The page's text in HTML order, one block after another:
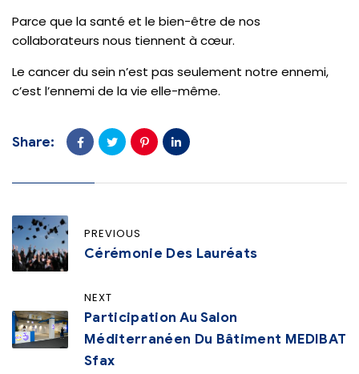
Parce que la santé et le bien-être de nos
collaborateurs nous tiennent à cœur.
Le cancer du sein n’est pas seulement notre ennemi,
c’est l’ennemi de la vie elle-même.
Share:
PREVIOUS
Cérémonie Des Lauréats
NEXT
Participation Au Salon
Méditerranéen Du Bâtiment MEDIBAT
Sfax